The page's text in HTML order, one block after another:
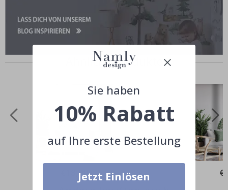
Ähnliche Produkte
€18,00
Sie haben
10% Rabatt
auf Ihre erste Bestellung
Jetzt Einlösen